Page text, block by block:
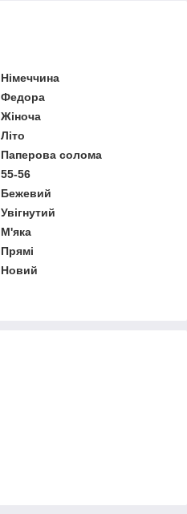
Німеччина
Федора
Жіноча
Літо
Паперова солома
55-56
Бежевий
Увігнутий
М'яка
Прямі
Новий